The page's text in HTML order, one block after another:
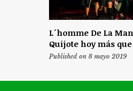
L´homme De La
Quijote hoy más
Published on 8 mayo 2019